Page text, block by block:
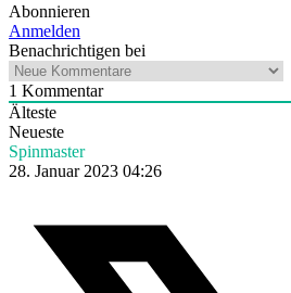
Abonnieren
Anmelden
Benachrichtigen bei
1 Kommentar
Älteste
Neueste
Spinmaster
28. Januar 2023 04:26